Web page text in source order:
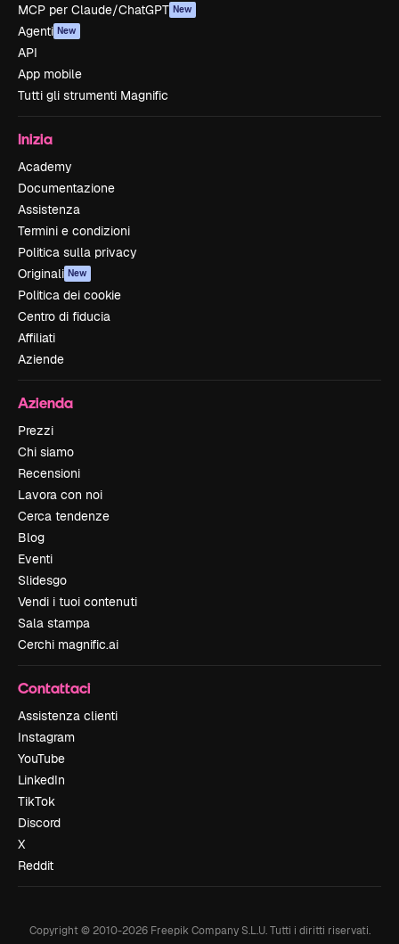
MCP per Claude/ChatGPT New
Agenti New
API
App mobile
Tutti gli strumenti Magnific
Inizia
Academy
Documentazione
Assistenza
Termini e condizioni
Politica sulla privacy
Originali New
Politica dei cookie
Centro di fiducia
Affiliati
Aziende
Azienda
Prezzi
Chi siamo
Recensioni
Lavora con noi
Cerca tendenze
Blog
Eventi
Slidesgo
Vendi i tuoi contenuti
Sala stampa
Cerchi magnific.ai
Contattaci
Assistenza clienti
Instagram
YouTube
LinkedIn
TikTok
Discord
X
Reddit
Copyright © 2010-2026Freepik Company S.L.U. Tutti i diritti riservati.